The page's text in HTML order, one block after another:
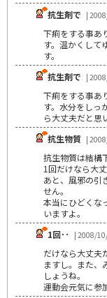
抗生剤で |
下痢をする事あ
す。温かくして
す。
抗生剤で |
下痢をする事あ
す。水分をしっ
ら大丈夫だと思
抗生物質 |
抗生物質は結構
1回だけなら大
あと、風邪の引
せん。
本当にひどくな
いますよ。
1回･･
| 2008/
だけなら大丈夫
ますし。また、
しょうね。
運動会元気に参